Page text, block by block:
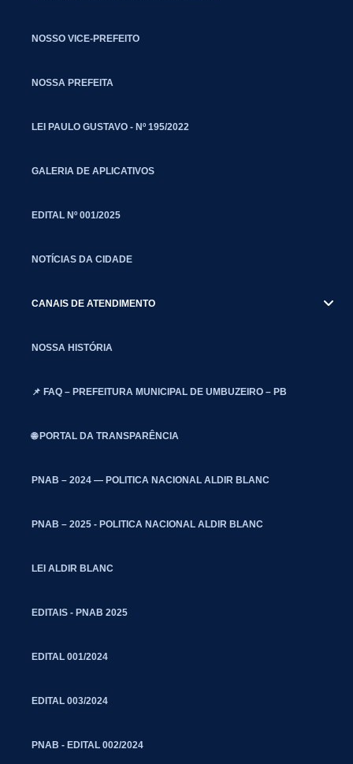
NOSSO VICE-PREFEITO
NOSSA PREFEITA
LEI PAULO GUSTAVO - Nº 195/2022
GALERIA DE APLICATIVOS
EDITAL Nº 001/2025
NOTÍCIAS DA CIDADE
CANAIS DE ATENDIMENTO
NOSSA HISTÓRIA
📌 FAQ – PREFEITURA MUNICIPAL DE UMBUZEIRO – PB
🌐 PORTAL DA TRANSPARÊNCIA
PNAB – 2024 — POLITICA NACIONAL ALDIR BLANC
PNAB – 2025 - POLITICA NACIONAL ALDIR BLANC
LEI ALDIR BLANC
EDITAIS - PNAB 2025
EDITAL 001/2024
EDITAL 003/2024
PNAB - EDITAL 002/2024